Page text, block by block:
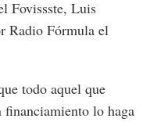
Fovissste, Luis
Radio Fórmula el
todo aquel que
lo haga